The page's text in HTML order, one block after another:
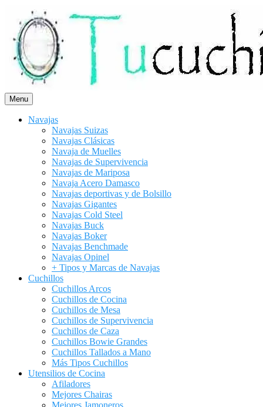
contenido
Menu
Navajas
Navajas Suizas
Navajas Clásicas
Navaja de Muelles
Navajas de Supervivencia
Navajas de Mariposa
Navaja Acero Damasco
Navajas deportivas y de Bolsillo
Navajas Gigantes
Navajas Cold Steel
Navajas Buck
Navajas Boker
Navajas Benchmade
Navajas Opinel
+ Tipos y Marcas de Navajas
Cuchillos
Cuchillos Arcos
Cuchillos de Cocina
Cuchillos de Mesa
Cuchillos de Supervivencia
Cuchillos de Caza
Cuchillos Bowie Grandes
Cuchillos Tallados a Mano
Más Tipos Cuchillos
Utensilios de Cocina
Afiladores
Mejores Chairas
Mejores Jamoneros